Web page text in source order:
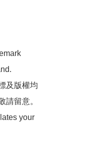
及版權均
請留意。
your